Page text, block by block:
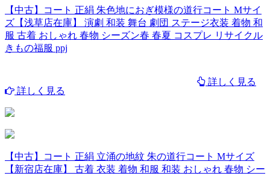
【中古】コート 正絹 朱色地におぎ模様の道行コート Mサイ
ズ【浅草店在庫】 演劇 和装 舞台 劇団 ステージ衣装 着物 和
服 古着 おしゃれ 春物 シーズン春 春夏 コスプレ リサイクル
きもの福服 ppj
詳しく見る
詳しく見る
【中古】コート 正絹 立涌の地紋 朱の道行コート Mサイズ
【新宿店在庫】 古着 衣装 着物 和服 和装 おしゃれ 春物 シー